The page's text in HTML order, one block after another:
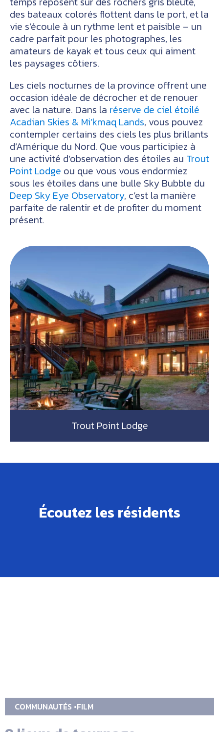
des bateaux colorés flottent dans le port, et la
vie s’écoule à un rythme lent et paisible – un
cadre parfait pour les photographes, les
amateurs de kayak et tous ceux qui aiment
les paysages côtiers.
Les ciels nocturnes de la province offrent une
occasion idéale de décrocher et de renouer
avec la nature. Dans la réserve de ciel étoilé
Acadian Skies & Mi’kmaq Lands, vous pouvez
contempler certains des ciels les plus brillants
d’Amérique du Nord. Que vous participiez à
une activité d’observation des étoiles au Trout
Point Lodge ou que vous vous endormiez
sous les étoiles dans une bulle Sky Bubble du
Deep Sky Eye Observatory, c’est la manière
parfaite de ralentir et de profiter du moment
présent.
Trout Point Lodge
Écoutez les résidents
COMMUNAUTÉS FILM